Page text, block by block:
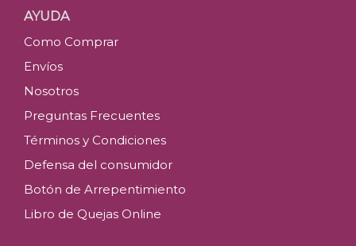
AYUDA
Como Comprar
Envíos
Nosotros
Preguntas Frecuentes
Términos y Condiciones
Defensa del consumidor
Botón de Arrepentimiento
Libro de Quejas Online